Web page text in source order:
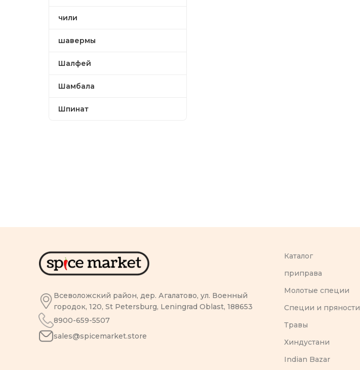
чили
шавермы
Шалфей
Шамбала
Шпинат
Всеволожский район, дер. Агалатово, ул. Военный
городок, 120, St Petersburg, Leningrad Oblast, 188653
8900-659-5507
sales@spicemarket.store
Каталог
приправа
Молотые специи
Специи и пряности
Травы
Хиндустани
Indian Bazar